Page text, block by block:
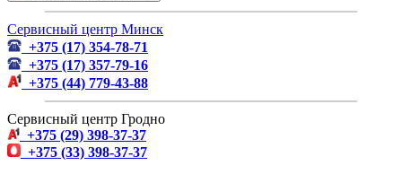
Сервисный центр Минск
+375 (17) 354-78-71
+375 (17) 357-79-16
+375 (44) 779-43-88
Сервисный центр Гродно
+375 (29) 398-37-37
+375 (33) 398-37-37